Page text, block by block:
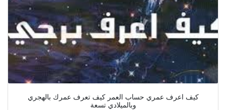
كيف اعرف عمري حساب العمر كيف تعرف عمرك بالهجري
وبالميلادي تسعة